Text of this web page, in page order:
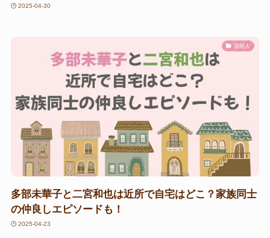
2025-04-30
芸能人
多部未華子と二宮和也は近所で自宅はどこ？家族同士
の仲良しエピソードも！
2025-04-23